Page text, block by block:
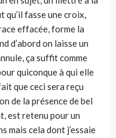
qu’il fasse une croix,
effacée, forme la
d’abord on laisse un
ça suffit comme
quiconque à qui elle
que ceci sera reçu
de la présence de bel
est retenu pour un
mais cela dont j’essaie